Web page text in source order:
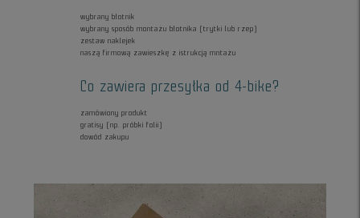
wybrany błotnik
wybrany sposób montażu błotnika (trytki lub rzep)
zestaw naklejek
naszą firmową zawieszkę z istrukcją mntażu
Co zawiera przesyłka od 4-bike?
zamówiony produkt
gratisy (np. próbki folii)
dowód zakupu